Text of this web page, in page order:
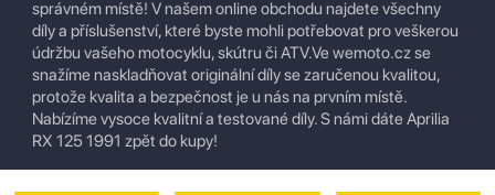
správném místě! V našem online obchodu najdete všechny
díly a příslušenství, které byste mohli potřebovat pro veškerou
údržbu vašeho motocyklu, skútru či ATV.Ve wemoto.cz se
snažíme naskladňovat originální díly se zaručenou kvalitou,
protože kvalita a bezpečnost je u nás na prvním místě.
Nabízíme vysoce kvalitní a testované díly. S námi dáte Aprilia
RX 125 1991 zpět do kupy!